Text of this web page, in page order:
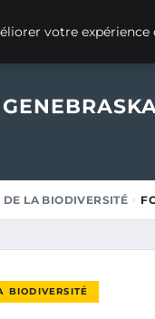
LA BIODIVERSITÉ
BIODIVERSITÉ
votre